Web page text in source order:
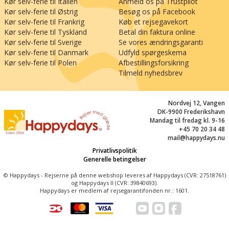
disse omgivelser vender I tilbage til resortet i
Göhren, hvor varme, vand og hav igen smelter
sammen – og hvor aftenen falder på som et stille
åndedrag over Østersøen.
Kør selv-ferie til Østrig
Kør selv-ferie til Frankrig
Kør selv-ferie til Tyskland
Kør selv-ferie til Sverige
Kør selv-ferie til Danmark
Kør selv-ferie til Polen
Besøg os på Facebook
Køb et rejsegavekort
Betal din faktura online
Se vores ændringsgaranti
Udfyld spørgeskema
Afbestillingsforsikring
Tilmeld nyhedsbrev
Nordvej 12, Vangen
DK-9900 Frederikshavn
Mandag til fredag kl. 9-16
+45 70 20 34 48
mail@happydays.nu
Privatlivspolitik
Generelle betingelser
© Happydays - Rejserne på denne webshop leveres af Happydays (CVR: 27518761)
og Happydays II (CVR: 39840693).
Happydays er medlem af rejsegarantifonden nr.: 1601.